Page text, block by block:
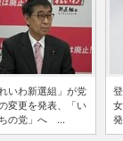
れいわ新選組」が党
変更を発表、「い
の党」へ ...